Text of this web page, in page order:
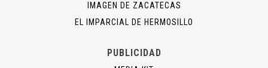
IMAGEN DE ZACATECAS
EL IMPARCIAL DE HERMOSILLO
PUBLICIDAD